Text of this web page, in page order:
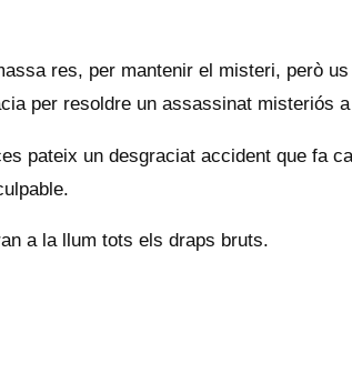
res, per mantenir el misteri, però
per resoldre un assassinat misteriós a
pateix un desgraciat accident que fa
a la llum tots els draps bruts.